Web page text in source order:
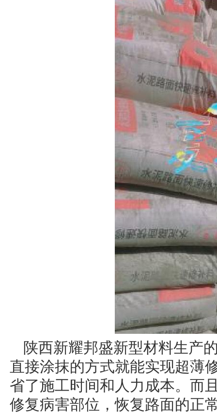
陕西新耀邦盛新型材料生产
直接涂抹的方式就能实现超薄
省了施工时间和人力成本。而
修复病害部位，恢复路面的正